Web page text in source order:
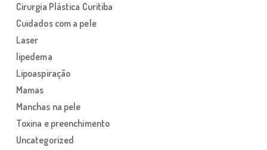
Cirurgia Plástica Curitiba
Cuidados com a pele
Laser
lipedema
Lipoaspiração
Mamas
Manchas na pele
Toxina e preenchimento
Uncategorized